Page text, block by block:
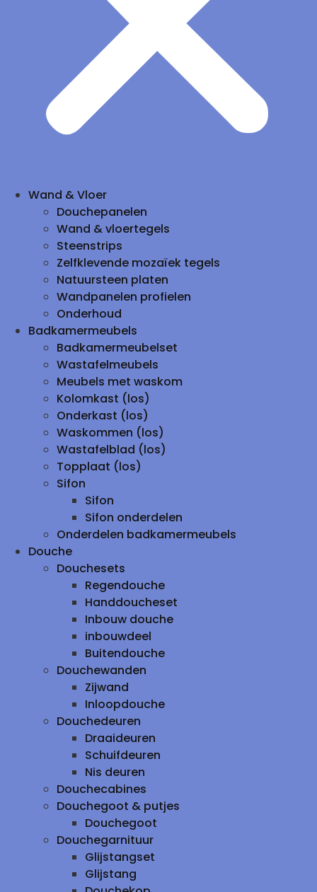
Wand & Vloer
Douchepanelen
Wand & vloertegels
Steenstrips
Zelfklevende mozaïek tegels
Natuursteen platen
Wandpanelen profielen
Onderhoud
Badkamermeubels
Badkamermeubelset
Wastafelmeubels
Meubels met waskom
Kolomkast (los)
Onderkast (los)
Waskommen (los)
Wastafelblad (los)
Topplaat (los)
Sifon
Sifon
Sifon onderdelen
Onderdelen badkamermeubels
Douche
Douchesets
Regendouche
Handdoucheset
Inbouw douche
inbouwdeel
Buitendouche
Douchewanden
Zijwand
Inloopdouche
Douchedeuren
Draaideuren
Schuifdeuren
Nis deuren
Douchecabines
Douchegoot & putjes
Douchegoot
Douchegarnituur
Glijstangset
Glijstang